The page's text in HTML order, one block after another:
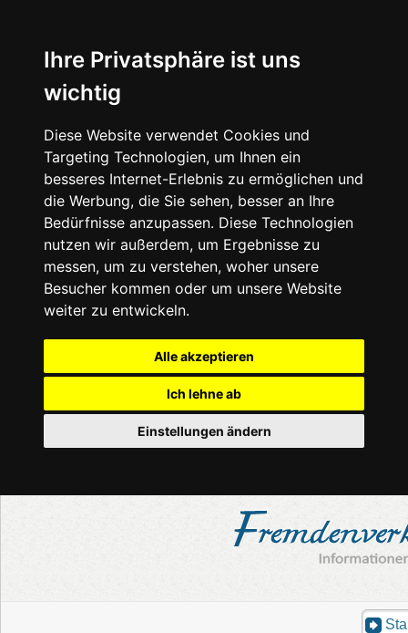
Ihre Privatsphäre ist uns
wichtig
Diese Website verwendet Cookies und
Targeting Technologien, um Ihnen ein
besseres Internet-Erlebnis zu ermöglichen und
die Werbung, die Sie sehen, besser an Ihre
Bedürfnisse anzupassen. Diese Technologien
nutzen wir außerdem, um Ergebnisse zu
messen, um zu verstehen, woher unsere
Besucher kommen oder um unsere Website
weiter zu entwickeln.
Alle akzeptieren
Ich lehne ab
Einstellungen ändern